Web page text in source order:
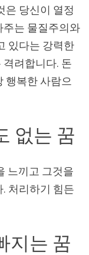
은 당신이 열정
주는 물질주의와
있다는 강력한
려합니다. 돈
행복한 사람으
없는 꿈
느끼고 그것을
처리하기 힘든
지는 꿈